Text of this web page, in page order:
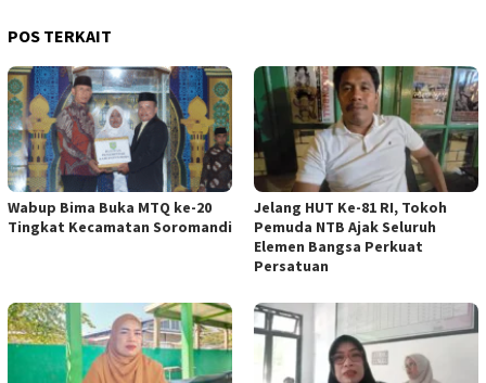
POS TERKAIT
Wabup Bima Buka MTQ ke-20
Tingkat Kecamatan Soromandi
Jelang HUT Ke-81 RI, Tokoh
Pemuda NTB Ajak Seluruh
Elemen Bangsa Perkuat
Persatuan